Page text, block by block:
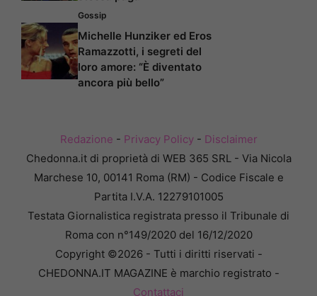
Gossip
Michelle Hunziker ed Eros
Ramazzotti, i segreti del
loro amore: “È diventato
ancora più bello”
Redazione - Privacy Policy- Disclaimer
Chedonna.it di proprietà di WEB 365 SRL - Via Nicola
Marchese 10, 00141 Roma (RM) - Codice Fiscale e
Partita I.V.A. 12279101005
Testata Giornalistica registrata presso il Tribunale di
Roma con n°149/2020 del 16/12/2020
Copyright ©2026 - Tutti i diritti riservati -
CHEDONNA.IT MAGAZINE è marchio registrato -
Contattaci